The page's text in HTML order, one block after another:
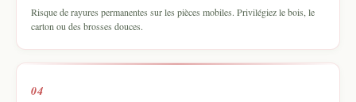
Risque de rayures permanentes sur les pièces mobiles. Privilégiez le bois, le
carton ou des brosses douces.
04